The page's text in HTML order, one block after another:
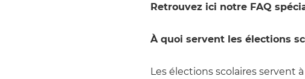
Retrouvez ici notre FAQ
À quoi servent les élections
Les élections scolaires servent